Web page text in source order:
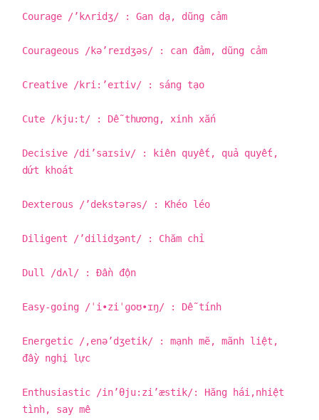
Courage /’kʌridʒ/ : Gan dạ, dũng cảm
Courageous /kə’reɪdʒəs/ : can đảm, dũng cảm
Creative /kri:’eɪtiv/ : sáng tạo
Cute /kju:t/ : Dễ thương, xinh xắn
Decisive /di’saɪsiv/ : kiên quyết, quả quyết,
dứt khoát
Dexterous /’dekstərəs/ : Khéo léo
Diligent /’dilidʒənt/ : Chăm chỉ
Dull /dʌl/ : Đần độn
Easy-going /ˈi•ziˈɡoʊ•ɪŋ/ : Dễ tính
Energetic /,enə’dʒetik/ : mạnh mẽ, mãnh liệt,
đầy nghị lực
Enthusiastic /in’θju:zi’æstik/: Hăng hái,nhiệt
tình, say mê